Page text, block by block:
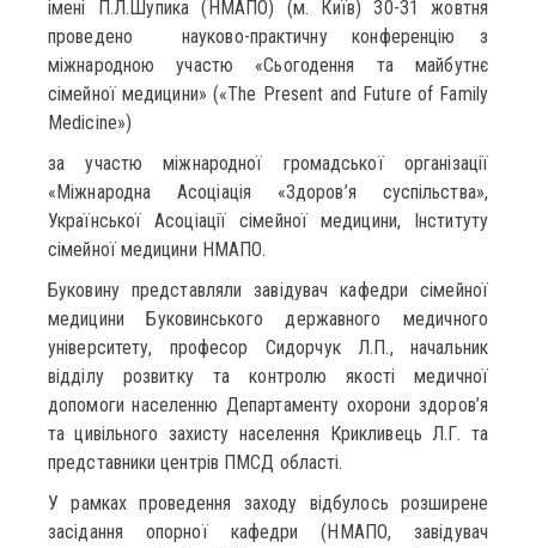
імені П.Л.Шупика (НМАПО) (м. Київ) 30-31 жовтня
проведено науково-практичну конференцію з
міжнародною участю «Сьогодення та майбутнє
сімейної медицини» («The Present and Future of Family
Medicine»)
за участю міжнародної громадської організації
«Міжнародна Асоціація «Здоров’я суспільства»,
Української Асоціації сімейної медицини, Інституту
сімейної медицини НМАПО.
Буковину представляли завідувач кафедри сімейної
медицини Буковинського державного медичного
університету, професор Сидорчук Л.П., начальник
відділу розвитку та контролю якості медичної
допомоги населенню Департаменту охорони здоров’я
та цивільного захисту населення Крикливець Л.Г. та
представники центрів ПМСД області.
У рамках проведення заходу відбулось розширене
засідання опорної кафедри (НМАПО, завідувач